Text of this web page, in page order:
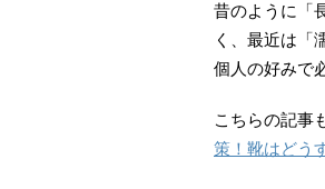
昔のように「
く、最近は「
個人の好みで
こちらの記事
策！靴はどう